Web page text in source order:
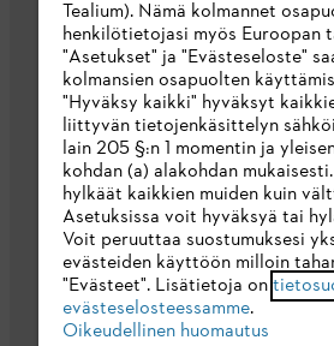
Yleiset ehdot
Tealium). Nämä kolmannet
henkilötietojasi myös Euroopan
"Asetukset" ja "Evästeseloste"
kolmansien osapuolten
"Hyväksy kaikki" hyväksyt
liittyvän tietojenkäsittelyn
lain 205 §:n 1 momentin ja
kohdan (a) alakohdan
hylkäät kaikkien muiden kuin
Asetuksissa voit hyväksyä tai
Voit peruuttaa suostumuksesi
evästeiden käyttöön milloin
"Evästeet". Lisätietoja on
evästeselosteessamme.
Oikeudellinen huomautus